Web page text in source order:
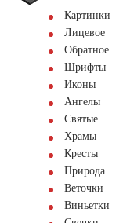
Картинки
Лицевое
Обратное
Шрифты
Иконы
Ангелы
Святые
Храмы
Кресты
Природа
Веточки
Виньетки